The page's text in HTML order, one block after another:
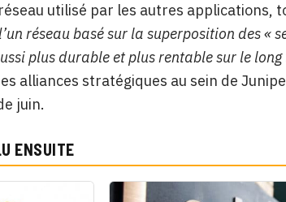
utilisé par les autres applications,
réseau basé sur la superposition des «
plus durable et plus rentable sur le long
alliances stratégiques au sein de
juin.
ENSUITE